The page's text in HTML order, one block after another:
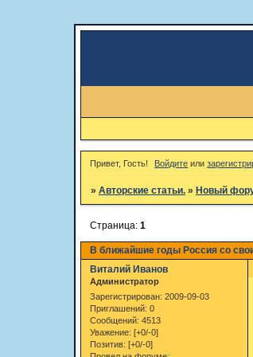
Привет, Гость! Войдите или
» Авторские статьи. » Новый
В ближайшие годы Россия со
Страница: 1
Виталий Иванов
Администратор
Зарегистрирован: 2009-09-03
Приглашений: 0
Сообщений: 4513
Уважение: [+0/-0]
Позитив: [+0/-0]